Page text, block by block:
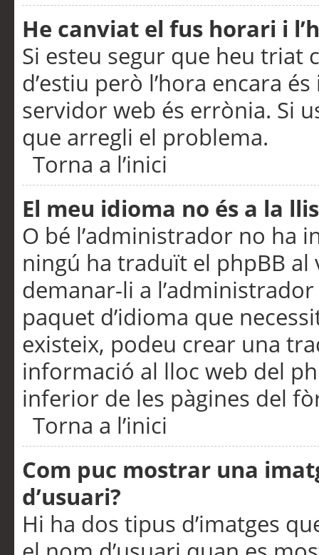
He canviat el fus horari i
Si esteu segur que heu triat
d’estiu però l’hora encara
servidor web és errònia. Si
que arregli el problema.
Torna a l’inici
El meu idioma no és a la
O bé l’administrador no ha
ningú ha traduït el phpBB
demanar-li a
paquet d’idioma que
existeix, podeu crear una
informació al lloc web del
inferior de les pàgines del
Torna a l’inici
Com puc mostrar una
d’usuari?
Hi ha dos tipus d’imatges